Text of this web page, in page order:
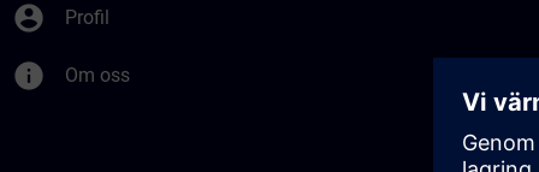
account_circle Profil
info Om oss